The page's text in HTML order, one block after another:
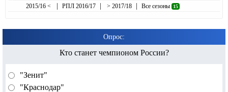
2015/16 < | РПЛ 2016/17 | > 2017/18 | Все сезоны 15
Опрос:
Кто станет чемпионом России?
"Зенит"
"Краснодар"